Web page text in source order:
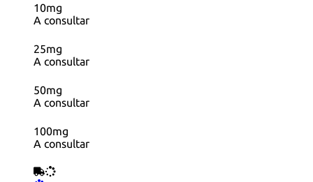
10mg
A consultar
25mg
A consultar
50mg
A consultar
100mg
A consultar